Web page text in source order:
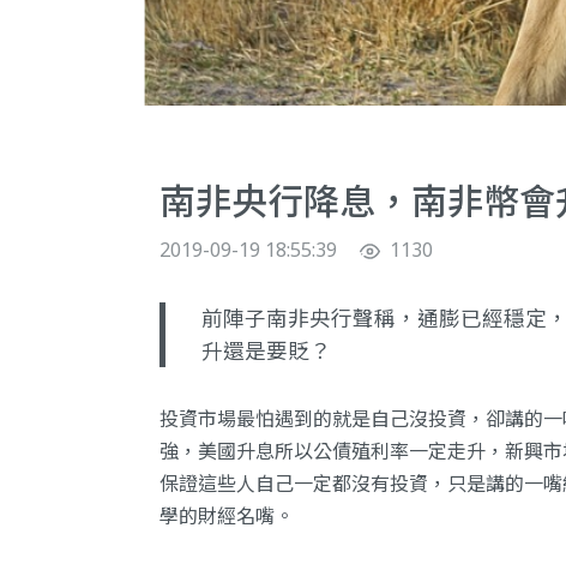
南非央行降息，南非幣會
2019-09-19 18:55:39 1130
前陣子南非央行聲稱，通膨已經穩定
升還是要貶？
投資市場最怕遇到的就是自己沒投資，卻講的
強，美國升息所以公債殖利率一定走升，新興
保證這些人自己一定都沒有投資，只是講的一
學的財經名嘴。